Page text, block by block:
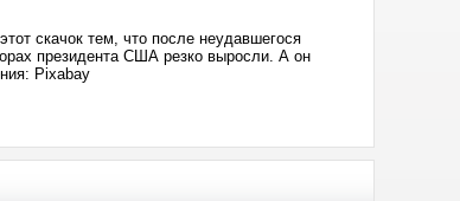
скачок тем, что после неудавшегося
президента США резко выросли. А он
Pixabay